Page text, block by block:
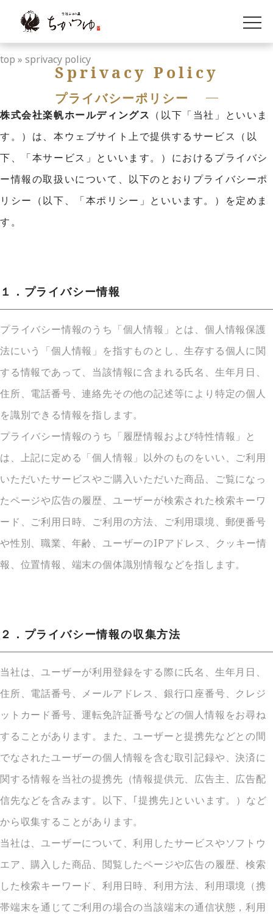
top » sprivacy policy
Sprivacy Policy
プライバシーポリシー
株式会社楽帆ホールディングス （以下「当社」といいま
す。）は、本ウェブサイト上で提供するサービス（以
下、「本サービス」といいます。）におけるプライバシ
ー情報の取扱いについて、以下のとおりプライバシーポ
リシー（以下、「本ポリシー」といいます。）を定めま
す。
１．プライバシー情報
プライバシー情報のうち「個人情報」とは、個人情報保護
法にいう「個人情報」を指すものとし、生存する個人に関
する情報であって、当該情報に含まれる氏名、生年月日、
住所、電話番号、連絡先その他の記述等により特定の個人
を識別できる情報を指します。
プライバシー情報のうち「履歴情報および特性情報」と
は、上記に定める「個人情報」以外のものをいい、ご利用
いただいたサービスやご購入いただいた商品、ご覧になっ
たページや広告の履歴、ユーザーが検索された検索キーワ
ード、ご利用日時、ご利用の方法、ご利用環境、郵便番号
や性別、職業、年齢、ユーザーのIPアドレス、クッキー情
報、位置情報、端末の個体識別情報などを指します。
２．プライバシー情報の収集方法
当社は、ユーザーが利用登録をする際に氏名、生年月日、
住所、電話番号、メールアドレス、銀行口座番号、クレジ
ットカード番号、運転免許証番号などの個人情報をお尋ね
することがあります。また、ユーザーと提携先などとの間
でなされたユーザーの個人情報を含む取引記録や、決済に
関する情報を当社の提携先（情報提供元、広告主、広告配
信先などを含みます。以下、｢提携先｣といいます。）など
から収集することがあります。
当社は、ユーザーについて、利用したサービスやソフトウ
エア、購入した商品、閲覧したページや広告の履歴、検索
した検索キーワード、利用日時、利用方法、利用環境（携
帯端末を通じてご利用の場合の当該端末の通信状態，利用